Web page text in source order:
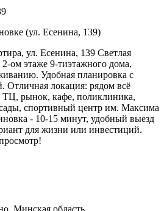
(ул. Есенина, 139)
ул. Есенина, 139 Светлая
ом этаже 9-тиэтажного дома,
Удобная планировка с
Отличная локация: рядом всё
ТЦ, рынок, кафе, поликлиника,
спортивный центр им. Максима
- 10-15 минут, удобный выезд
для жизни или инвестиций.
Минская область